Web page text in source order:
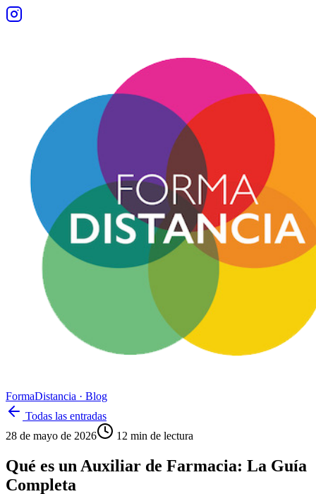
FormaDistancia · Blog
Todas las entradas
28 de mayo de 2026
12 min de lectura
Qué es un Auxiliar de Farmacia: La Guía
Completa